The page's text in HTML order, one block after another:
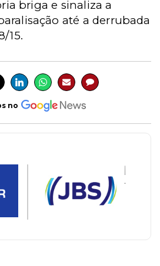
briga e sinaliza a
até a derrubada
15.
no